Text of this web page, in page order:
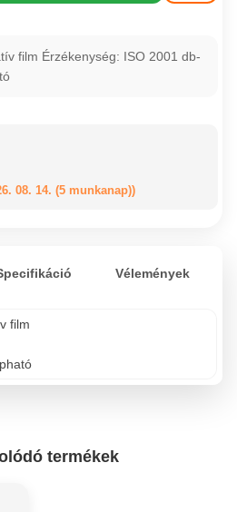
film Érzékenység: ISO 2001 db-
08. 14. (5 munkanap))
Vélemények
film
termékek